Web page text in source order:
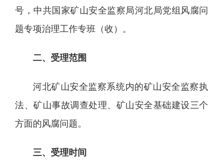
号，中共国家矿山安全监察局河北局党组风腐问
题专项治理工作专班（收）。
二、受理范围
河北矿山安全监察系统内的矿山安全监察执
法、矿山事故调查处理、矿山安全基础建设三个
方面的风腐问题。
三、受理时间